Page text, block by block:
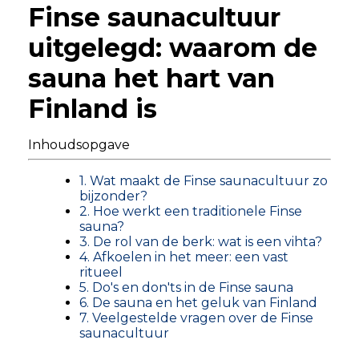
Finse saunacultuur
uitgelegd: waarom de
sauna het hart van
Finland is
Inhoudsopgave
1. Wat maakt de Finse saunacultuur zo
bijzonder?
2. Hoe werkt een traditionele Finse
sauna?
3. De rol van de berk: wat is een vihta?
4. Afkoelen in het meer: een vast
ritueel
5. Do's en don'ts in de Finse sauna
6. De sauna en het geluk van Finland
7. Veelgestelde vragen over de Finse
saunacultuur